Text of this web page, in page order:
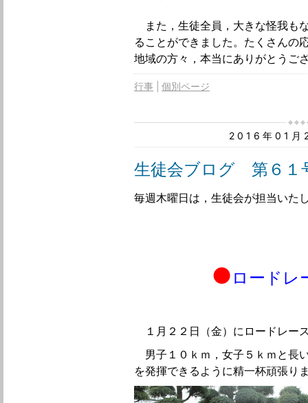
また，生徒全員，大きな怪我も
ることができました。たくさんの
地域の方々，本当にありがとうご
行事 個別ページ
2016年01月
生徒会ブログ 第６１
毎週木曜日は，生徒会が担当いた
● ロードレ
１月２２日（金）にロードレー
男子１０ｋｍ，女子５ｋｍと長
を発揮できるように精一杯頑張り